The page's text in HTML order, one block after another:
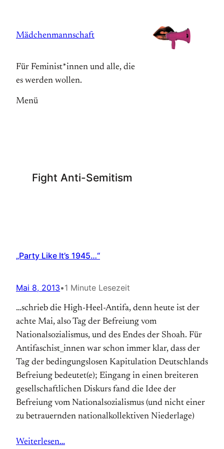
springen
Mädchenmannschaft
Für Feminist*innen und alle, die
es werden wollen.
Menü
Fight Anti-Semitism
„Party Like It’s 1945…“
Mai 8, 2013•1 Minute Lesezeit
…schrieb die High-Heel-Antifa, denn heute ist der
achte Mai, also Tag der Befreiung vom
Nationalsozialismus, und des Endes der Shoah. Für
Antifaschist_innen war schon immer klar, dass der
Tag der bedingungslosen Kapitulation Deutschlands
Befreiung bedeutet(e); Eingang in einen breiteren
gesellschaftlichen Diskurs fand die Idee der
Befreiung vom Nationalsozialismus (und nicht einer
zu betrauernden nationalkollektiven Niederlage)
Weiterlesen…